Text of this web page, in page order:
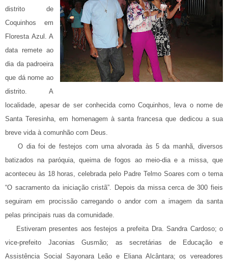
distrito de
Coquinhos em
Floresta Azul. A
data remete ao
dia da padroeira
que dá nome ao
distrito. A
localidade, apesar de ser conhecida como Coquinhos, leva o nome de
Santa Teresinha, em homenagem à santa francesa que dedicou a sua
breve vida à comunhão com Deus.
O dia foi de festejos com uma alvorada às 5 da manhã, diversos
batizados na paróquia, queima de fogos ao meio-dia e a missa, que
aconteceu às 18 horas, celebrada pelo Padre Telmo Soares com o tema
“O sacramento da iniciação cristã”. Depois da missa cerca de 300 fieis
seguiram em procissão carregando o andor com a imagem da santa
pelas principais ruas da comunidade.
Estiveram presentes aos festejos a prefeita Dra. Sandra Cardoso; o
vice-prefeito Jaconias Gusmão; as secretárias de Educação e
Assistência Social Sayonara Leão e Eliana Alcântara; os vereadores